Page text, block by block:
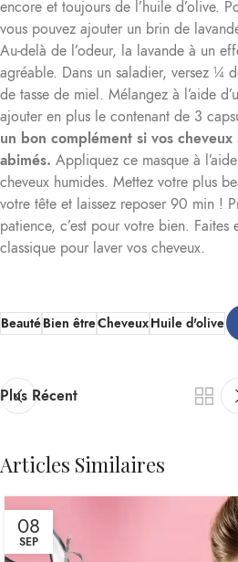
encore et toujours de l’huile d’olive.
vous pouvez ajouter un brin de
Au-delà de l’odeur, la lavande à un
agréable. Dans un saladier, versez ¼
de tasse de miel. Mélangez à l’aide
ajouter en plus le contenant de 3
un bon complément si vos cheveux
abimés. Appliquez ce masque à
cheveux humides. Mettez votre plus
votre tête et laissez reposer 90 min !
patience, c’est pour votre bien. Faites
classique pour laver vos cheveux.
BeautéBien êtreCheveuxHuile d'olive
Plus Récent
Articles Similaires
08
SEP